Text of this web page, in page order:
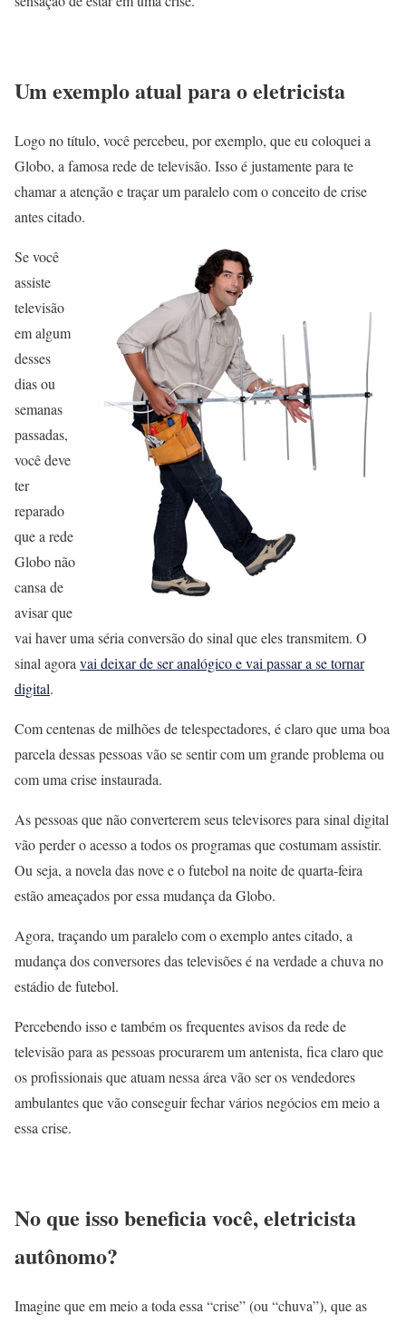
Um exemplo atual para o eletricista
Logo no título, você percebeu, por exemplo, que eu coloquei a
Globo, a famosa rede de televisão. Isso é justamente para te
chamar a atenção e traçar um paralelo com o conceito de crise
antes citado.
Se você
assiste
televisão
em algum
desses
dias ou
semanas
passadas,
você deve
ter
reparado
que a rede
Globo não
cansa de
avisar que
vai haver uma séria conversão do sinal que eles transmitem. O
sinal agoravai deixar de ser analógico e vai passar a se tornar
digital.
Com centenas de milhões de telespectadores, é claro que uma boa
parcela dessas pessoas vão se sentir com um grande problema ou
com uma crise instaurada.
As pessoas que não converterem seus televisores para sinal digital
vão perder o acesso a todos os programas que costumam assistir.
Ou seja, a novela das nove e o futebol na noite de quarta-feira
estão ameaçados por essa mudança da Globo.
Agora, traçando um paralelo com o exemplo antes citado, a
mudança dos conversores das televisões é na verdade a chuva no
estádio de futebol.
Percebendo isso e também os frequentes avisos da rede de
televisão para as pessoas procurarem um antenista, fica claro que
os profissionais que atuam nessa área vão ser os vendedores
ambulantes que vão conseguir fechar vários negócios em meio a
essa crise.
No que isso beneficia você, eletricista
autônomo?
Imagine que em meio a toda essa “crise” (ou “chuva”), que as